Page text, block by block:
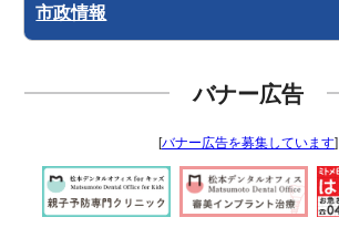
市政情報
バナー広告
[バナー広告を募集しています]